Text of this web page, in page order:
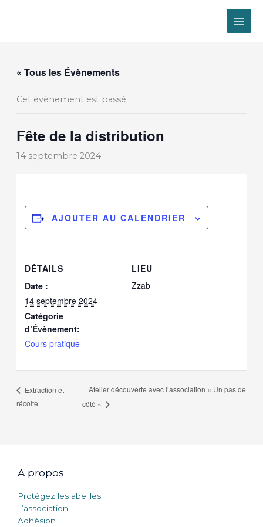
« Tous les Évènements
Cet évènement est passé.
Fête de la distribution
14 septembre 2024
AJOUTER AU CALENDRIER
DÉTAILS
Date :
14 septembre 2024
Catégorie
d’Évènement:
Cours pratique
LIEU
Zzab
Extraction et
récolte
Atelier découverte avec l’association « Un pas de
côté »
A propos
Protégez les abeilles
L’association
Adhésion